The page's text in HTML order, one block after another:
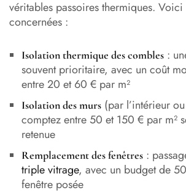
véritables passoires thermiques.
concernées :
Isolation thermique des combles:
souvent prioritaire, avec un coût
entre 20 et 60 € par m²
Isolation des murs(par l’intérieur
comptez entre 50 et 150 € par m²
retenue
Remplacement des fenêtres:
triple vitrage, avec un budget de
fenêtre posée